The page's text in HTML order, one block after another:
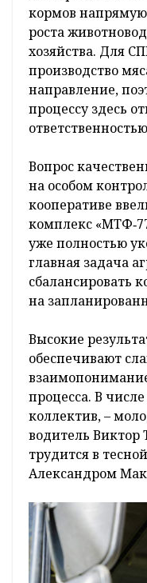
кормов
роста
хозяйства. Для
производство
направление,
процессу здесь
Вопрос
на особом
кооперативе
комплекс
уже полностью
главная задача
сбалансировать
на
Высокие
обеспечивают
процесса. В
коллектив, –
водитель Виктор
трудится в
Александром